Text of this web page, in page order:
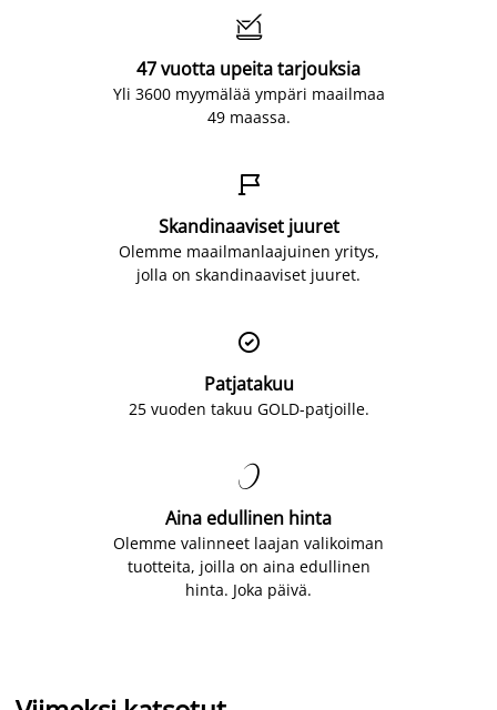

47 vuotta upeita tarjouksia
Yli 3600 myymälää ympäri maailmaa
49 maassa.

Skandinaaviset juuret
Olemme maailmanlaajuinen yritys,
jolla on skandinaaviset juuret.

Patjatakuu
25 vuoden takuu GOLD-patjoille.

Aina edullinen hinta
Olemme valinneet laajan valikoiman
tuotteita, joilla on aina edullinen
hinta. Joka päivä.